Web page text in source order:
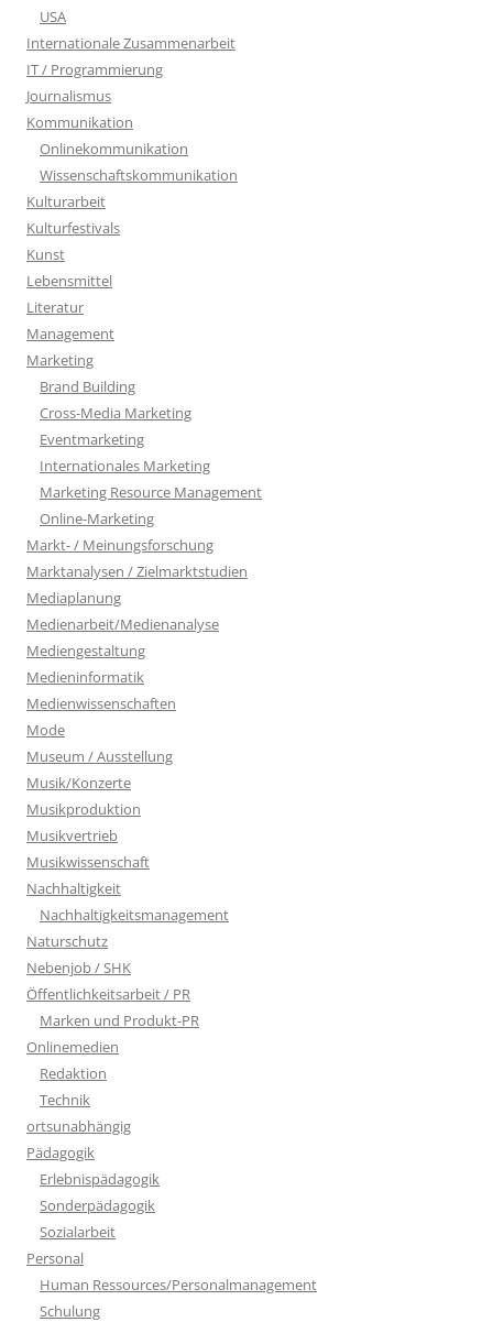
USA
Internationale Zusammenarbeit
IT / Programmierung
Journalismus
Kommunikation
Onlinekommunikation
Wissenschaftskommunikation
Kulturarbeit
Kulturfestivals
Kunst
Lebensmittel
Literatur
Management
Marketing
Brand Building
Cross-Media Marketing
Eventmarketing
Internationales Marketing
Marketing Resource Management
Online-Marketing
Markt- / Meinungsforschung
Marktanalysen / Zielmarktstudien
Mediaplanung
Medienarbeit/Medienanalyse
Mediengestaltung
Medieninformatik
Medienwissenschaften
Mode
Museum / Ausstellung
Musik/Konzerte
Musikproduktion
Musikvertrieb
Musikwissenschaft
Nachhaltigkeit
Nachhaltigkeitsmanagement
Naturschutz
Nebenjob / SHK
Öffentlichkeitsarbeit / PR
Marken und Produkt-PR
Onlinemedien
Redaktion
Technik
ortsunabhängig
Pädagogik
Erlebnispädagogik
Sonderpädagogik
Sozialarbeit
Personal
Human Ressources/Personalmanagement
Schulung